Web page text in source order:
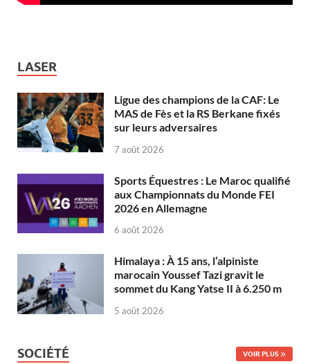
LASER
Ligue des champions de la CAF: Le
MAS de Fès et la RS Berkane fixés
sur leurs adversaires
7 août 2026
Sports Équestres : Le Maroc qualifié
aux Championnats du Monde FEI
2026 en Allemagne
6 août 2026
Himalaya : À 15 ans, l’alpiniste
marocain Youssef Tazi gravit le
sommet du Kang Yatse II à 6.250 m
5 août 2026
SOCIÉTÉ VOIR PLUS